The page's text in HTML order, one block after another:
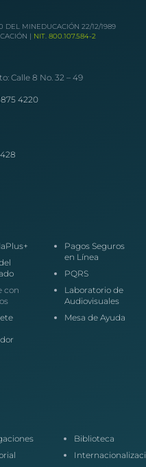
DEL MINEDUCACIÓN 22/12/1989
| NIT. 800.107.584-2
Calle 8 No. 32 – 49
4220
con
Pagos Seguros
en Línea
PQRS
Laboratorio de
Audiovisuales
Mesa de Ayuda
Biblioteca